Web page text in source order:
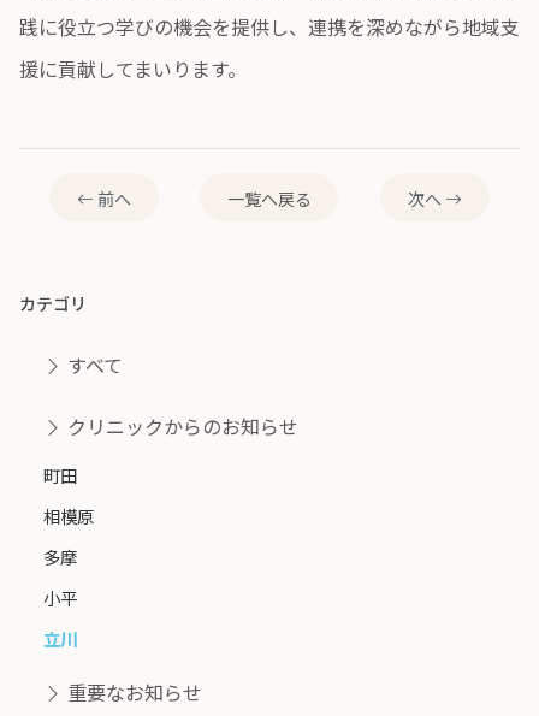
践に役立つ学びの機会を提供し、連携を深めながら地域支
援に貢献してまいります。
前へ 一覧へ戻る 次へ
カテゴリ
すべて
クリニックからのお知らせ
町田
相模原
多摩
小平
立川
重要なお知らせ